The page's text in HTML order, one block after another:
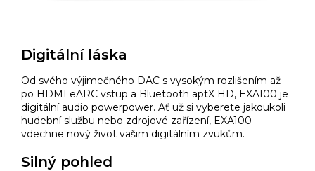
Digitální láska
Od svého výjimečného DAC s vysokým rozlišením až
po HDMI eARC vstup a Bluetooth aptX HD, EXA100 je
digitální audio powerpower. Ať už si vyberete jakoukoli
hudební službu nebo zdrojové zařízení, EXA100
vdechne nový život vašim digitálním zvukům.
Silný pohled